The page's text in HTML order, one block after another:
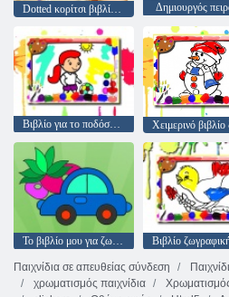
Δημιουργός
Βιβλίο για το ποδόσφαιρο
Το βιβλίο μου για ζωγραφική
Παιχνίδια σε απευθείας σύνδεση
χρωματισμός παιχνίδια